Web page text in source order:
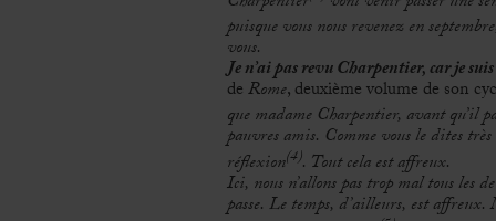
puisque vous nous revenez en septembre,
vous.
Je n’ai pas revu Charpentier, car je
deRome, deuxième volume de son
que madame Charpentier, avant qu’il
pauvres amis. Comme vous le dites
réflexion(4). Tout cela est affreux.
Ici, nous n’allons pas trop mal tous les
passe. Le temps, d’ailleurs, est affreux.